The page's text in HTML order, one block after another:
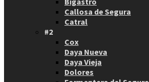
Callosa de Segura
Catral
#2
Cox
Daya Nueva
Daya Vieja
Dolores